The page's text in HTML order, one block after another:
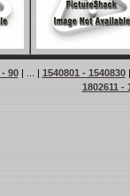
- 90| ... | 1540801 - 1540830|
1802611 -